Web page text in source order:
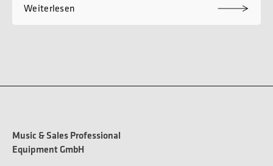
Weiterlesen
Music & Sales Professional
Equipment GmbH